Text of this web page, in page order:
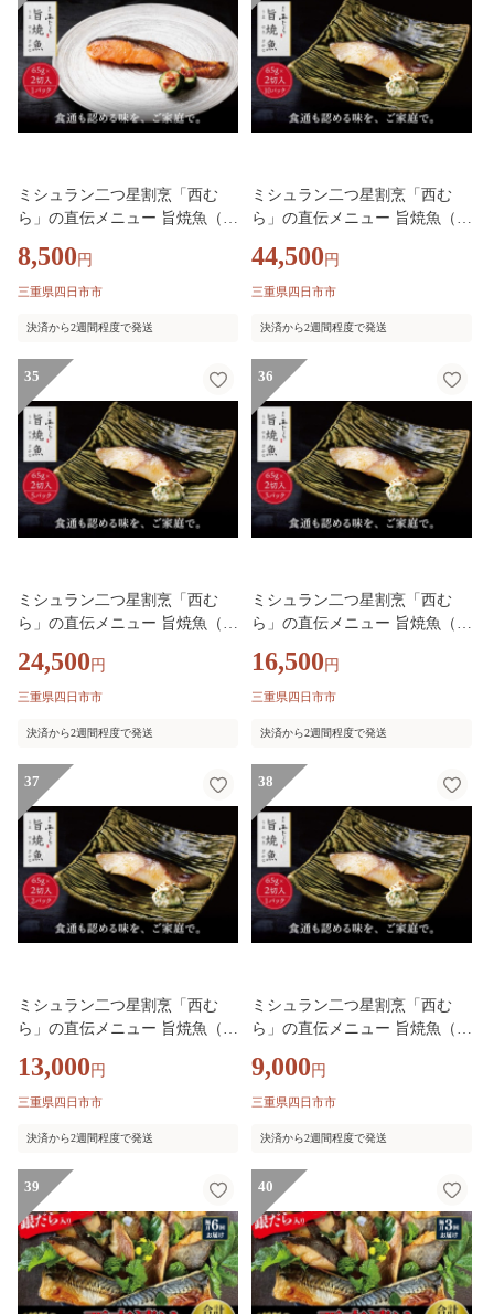
ミシュラン二つ星割烹「西む
ら」の直伝メニュー 旨焼魚（う
骨取 約65g×2切入 1パック│鮭
切り身 骨なし 西京漬け 切り身
白味噌 和食 弁当 おかず 焼くだ
け
8,500 円
三重県四日市市
決済から2週間程度で発送
ミシュラン二つ星割烹「西む
ら」の直伝メニュー 旨焼魚（う
鱈（ぎんだら） 約65g×2切入 10
パック│銀ダラ西京漬け 切り身
白味噌 和食 弁当 おかず 焼くだ
け
44,500 円
三重県四日市市
決済から2週間程度で発送
35
ミシュラン二つ星割烹「西む
ら」の直伝メニュー 旨焼魚（う
鱈（ぎんだら） 約65g×2切入 5
パック│銀ダラ西京漬け 切り身
白味噌 和食 弁当 おかず 焼くだ
け
24,500 円
三重県四日市市
決済から2週間程度で発送
36
ミシュラン二つ星割烹「西む
ら」の直伝メニュー 旨焼魚（う
鱈（ぎんだら） 約65g×2切入 3
パック│銀ダラ西京漬け 切り身
白味噌 和食 弁当 おかず 焼くだ
け
16,500 円
三重県四日市市
決済から2週間程度で発送
37
ミシュラン二つ星割烹「西む
ら」の直伝メニュー 旨焼魚（う
鱈（ぎんだら） 約65g×2切入 2
パック│銀ダラ西京漬け 切り身
白味噌 和食 弁当 おかず 焼くだ
け
13,000 円
三重県四日市市
決済から2週間程度で発送
38
ミシュラン二つ星割烹「西む
ら」の直伝メニュー 旨焼魚（う
鱈（ぎんだら） 約65g×2切入 1
パック│銀ダラ西京漬け 切り身
白味噌 和食 弁当 おかず 焼くだ
け
9,000 円
三重県四日市市
決済から2週間程度で発送
39 40